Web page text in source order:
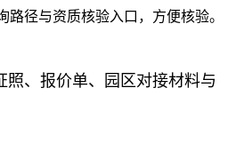
径与资质核验入口，方便核验。
、报价单、园区对接材料与